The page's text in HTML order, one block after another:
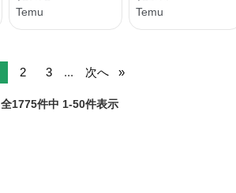
2 3 ... 次へ
全1775件中 1-50件表示